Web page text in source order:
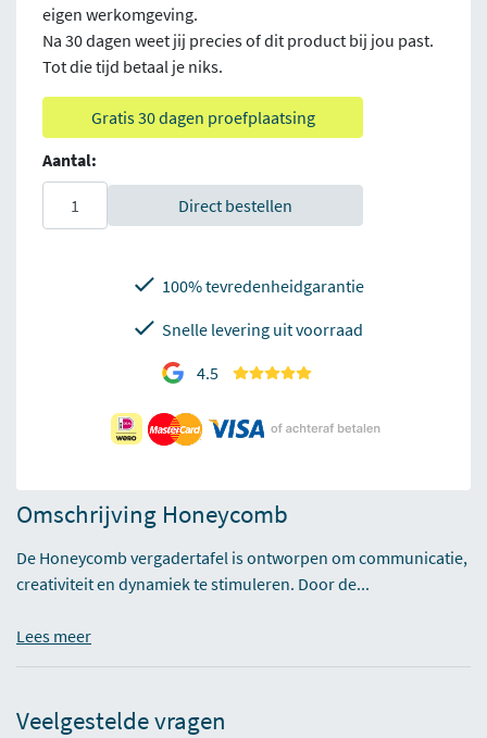
eigen werkomgeving.
Na 30 dagen weet jij precies of dit product bij jou past.
Tot die tijd betaal je niks.
Gratis 30 dagen proefplaatsing
Aantal:
Direct bestellen
100% tevredenheidgarantie
Snelle levering uit voorraad
4.5
Omschrijving Honeycomb
De Honeycomb vergadertafel is ontworpen om communicatie,
creativiteit en dynamiek te stimuleren. Door de...
Lees meer
Veelgestelde vragen